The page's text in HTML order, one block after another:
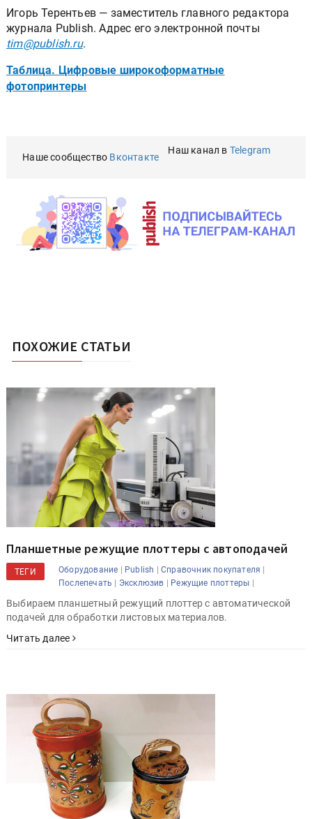
Игорь Терентьев — заместитель главного редактора
журнала Publish. Адрес его электронной почты
tim@publish.ru.
Таблица. Цифровые широкоформатные
фотопринтеры
Наше сообщество Вконтакте
Наш канал в Telegram
ПОХОЖИЕ СТАТЬИ
Планшетные режущие плоттеры с автоподачей
ТЕГИ Оборудование | Publish |Справочник покупателя |
Послепечать | Эксклюзив | Режущие плоттеры |
Выбираем планшетный режущий плоттер с автоматической
подачей для обработки листовых материалов.
Читать далее